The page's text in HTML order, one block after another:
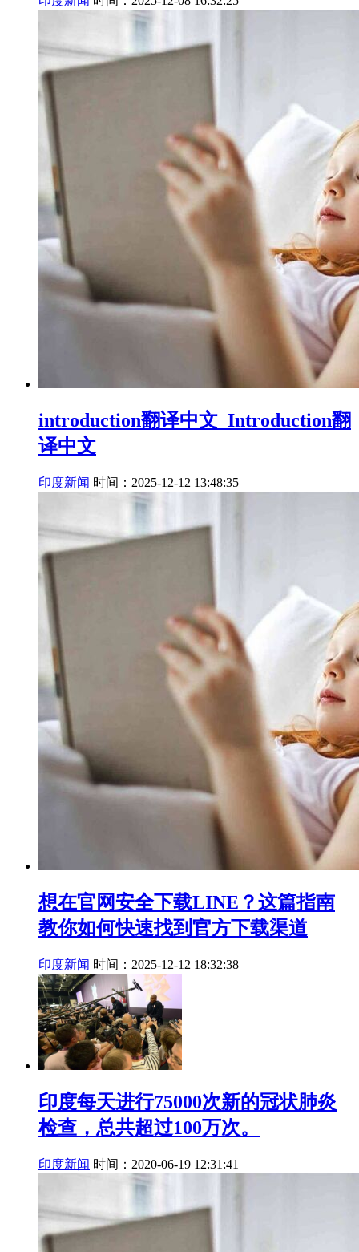
introduction翻译中文_Introduction翻
译中文
印度新闻 时间：2025-12-12 13:48:35
想在官网安全下载LINE？这篇指南
教你如何快速找到官方下载渠道
印度新闻 时间：2025-12-12 18:32:38
印度每天进行75000次新的冠状肺炎
检查，总共超过100万次。
印度新闻 时间：2020-06-19 12:31:41